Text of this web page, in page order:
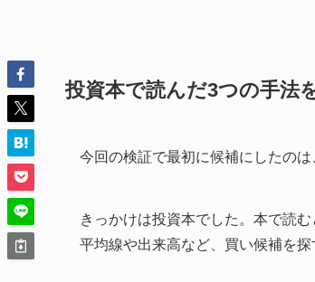
投資本で読んだ3つの手法
今回の検証で最初に候補にしたの
きっかけは投資本でした。本で読
平均線や出来高など、買い候補を